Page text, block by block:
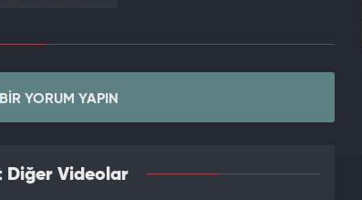
BIR YORUM YAPIN
Diğer Videolar